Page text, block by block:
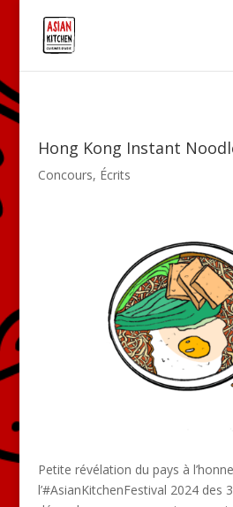
Hong Kong Instant
Concours, Écrits
Petite révélation du pays à
l’#AsianKitchenFestival 2024 des